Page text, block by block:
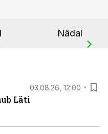
Nädal
03.08.26, 12:00
Läti